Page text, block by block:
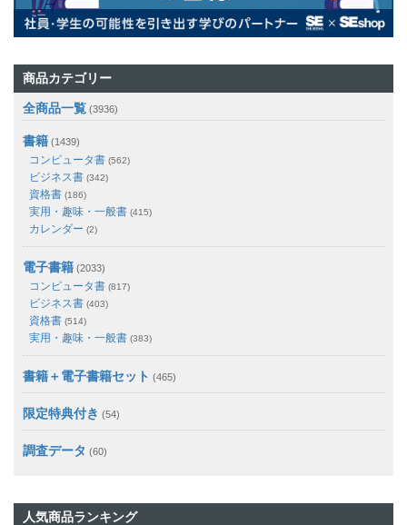
商品カテゴリー
全商品一覧 (3936)
書籍 (1439)
コンピュータ書 (562)
ビジネス書 (342)
資格書 (186)
実用・趣味・一般書 (415)
カレンダー (2)
電子書籍 (2033)
コンピュータ書 (817)
ビジネス書 (403)
資格書 (514)
実用・趣味・一般書 (383)
書籍＋電子書籍セット (465)
限定特典付き (54)
調査データ (60)
人気商品ランキング